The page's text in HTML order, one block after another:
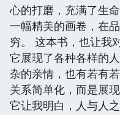
心的打磨，充满了生
一幅精美的画卷，在
穷。 这本书，也让我
它展现了各种各样的
杂的亲情，也有若有
关系简单化，而是展
它让我明白，人与人